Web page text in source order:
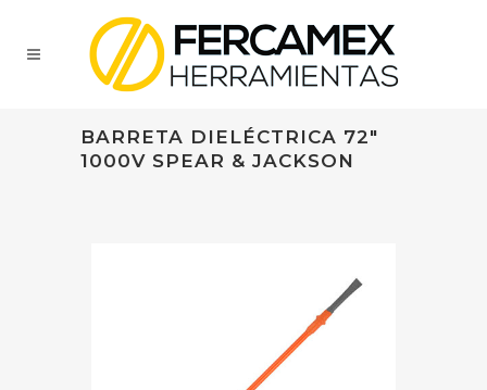
BARRETA DIELÉCTRICA 72"
1000V SPEAR & JACKSON